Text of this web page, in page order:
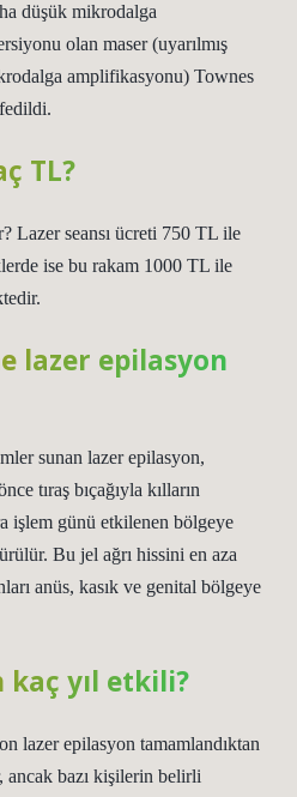
düşük mikrodalga
olan maser (uyarılmış
amplifikasyonu) Townes
TL?
Lazer seansı ücreti 750 TL ile
ise bu rakam 1000 TL ile
lazer epilasyon
sunan lazer epilasyon,
tıraş bıçağıyla kılların
işlem günü etkilenen bölgeye
Bu jel ağrı hissini en aza
anüs, kasık ve genital bölgeye
kaç yıl etkili?
lazer epilasyon tamamlandıktan
ancak bazı kişilerin belirli